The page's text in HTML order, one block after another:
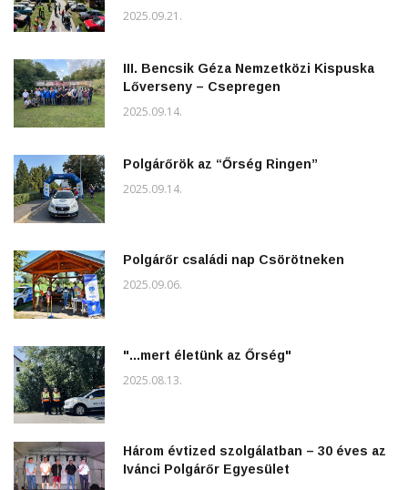
2025.09.21.
III. Bencsik Géza Nemzetközi Kispuska
Lőverseny – Csepregen
2025.09.14.
Polgárőrök az “Őrség Ringen”
2025.09.14.
Polgárőr családi nap Csörötneken
2025.09.06.
"...mert életünk az Őrség"
2025.08.13.
Három évtized szolgálatban – 30 éves az
Ivánci Polgárőr Egyesület